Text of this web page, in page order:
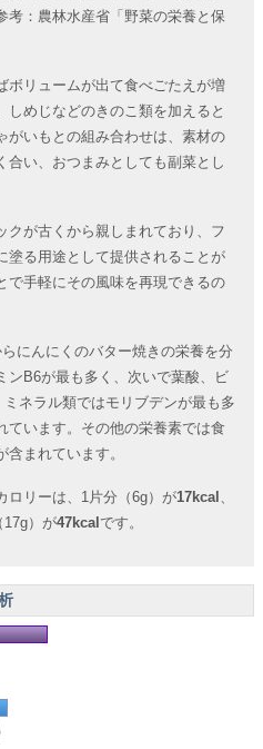
考：農林水産省「野菜の栄養と保
ボリュームが出て食べごたえが増
しめじなどのきのこ類を加えると
がいもとの組み合わせは、素材の
合い、おつまみとしても副菜とし
クが古くから親しまれており、フ
塗る用途として提供されることが
で手軽にその風味を再現できるの
にんにくのバター焼きの栄養を分
ンB6が最も多く、次いで葉酸、ビ
ネラル類ではモリブデンが最も多
ています。その他の栄養素では食
まれています。
ロリーは、1片分（6g）が17kcal 、
17g）が47kcal です。